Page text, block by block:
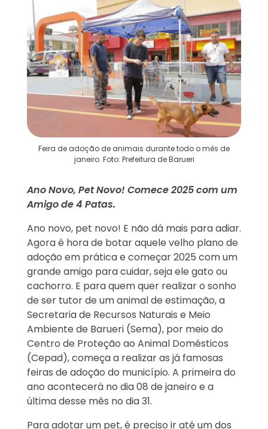
Feira de adoção de animais durante todo o mês de
janeiro. Foto: Prefeitura de Barueri
Ano Novo, Pet Novo! Comece 2025 com um
Amigo de 4 Patas.
Ano novo, pet novo! E não dá mais para adiar.
Agora é hora de botar aquele velho plano de
adoção em prática e começar 2025 com um
grande amigo para cuidar, seja ele gato ou
cachorro. E para quem quer realizar o sonho
de ser tutor de um animal de estimação, a
Secretaria de Recursos Naturais e Meio
Ambiente de Barueri (Sema), por meio do
Centro de Proteção ao Animal Domésticos
(Cepad), começa a realizar as já famosas
feiras de adoção do município. A primeira do
ano acontecerá no dia 08 de janeiro e a
última desse mês no dia 31.
Para adotar um pet, é preciso ir até um dos